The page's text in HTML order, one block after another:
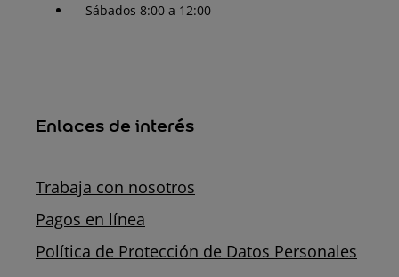
Sábados 8:00 a 12:00
Enlaces de interés
Trabaja con nosotros
Pagos en línea
Política de Protección de Datos Personales